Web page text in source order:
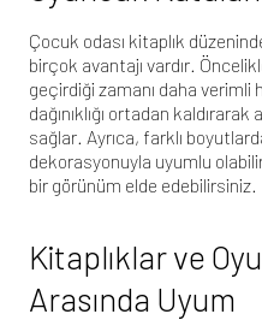
Çocuk odası kitaplık
birçok avantajı vardır.
geçirdiği zamanı daha verimli
dağınıklığı ortadan
sağlar. Ayrıca, farklı
dekorasyonuyla uyumlu
bir görünüm elde edebilirsiniz.
Kitaplıklar ve
Arasında Uyum